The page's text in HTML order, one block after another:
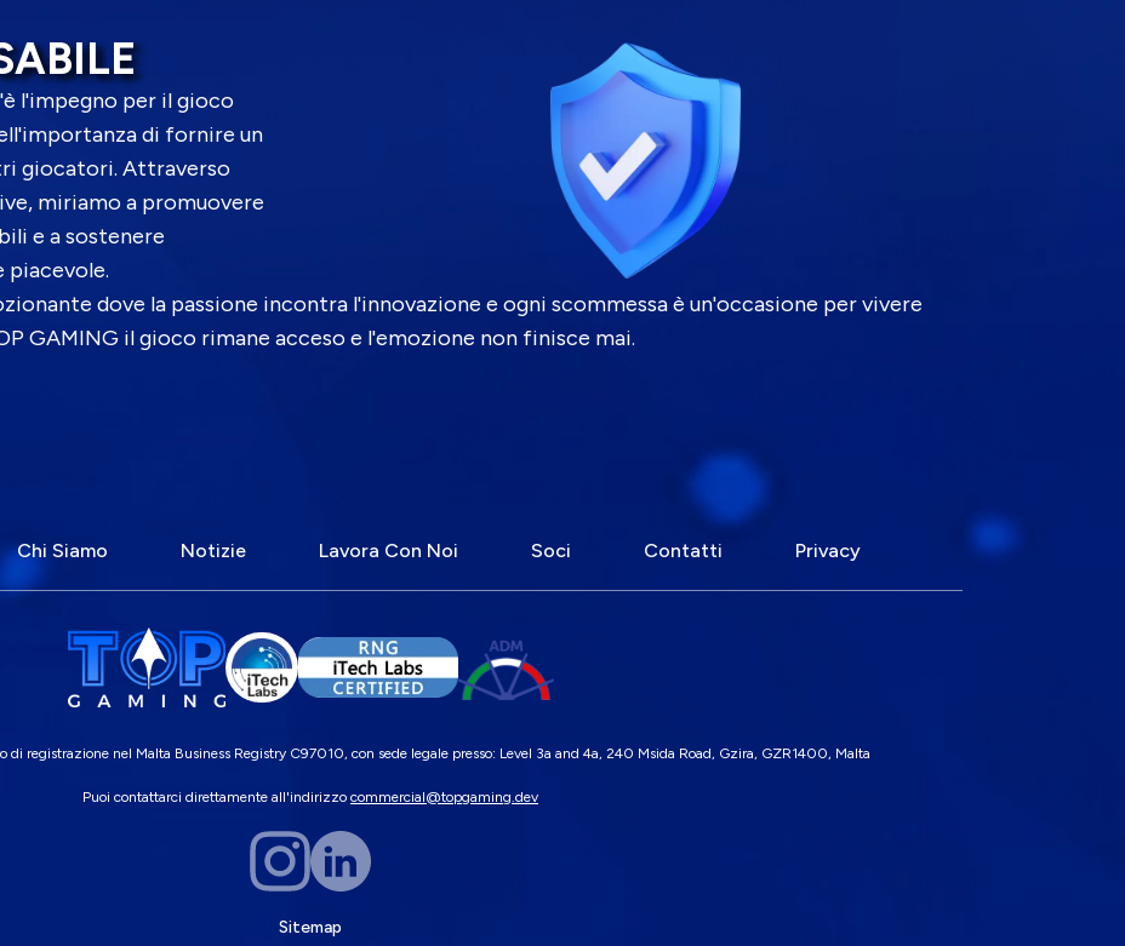
l'impegno per il gioco
di fornire un
giocatori. Attraverso
miriamo a promuovere
e a sostenere
piacevole.
dove la passione incontra l'innovazione e ogni scommessa è un'occasione per vivere
GAMING il gioco rimane acceso e l'emozione non finisce mai.
Chi Siamo Notizie Lavora Con Noi Soci Contatti Privacy
di registrazione nel Malta Business Registry C97010, con sede legale presso: Level 3a and 4a, 240 Msida Road, Gzira, GZR1400, Malta
Puoi contattarci direttamente all'indirizzo commercial@topgaming.dev
Sitemap